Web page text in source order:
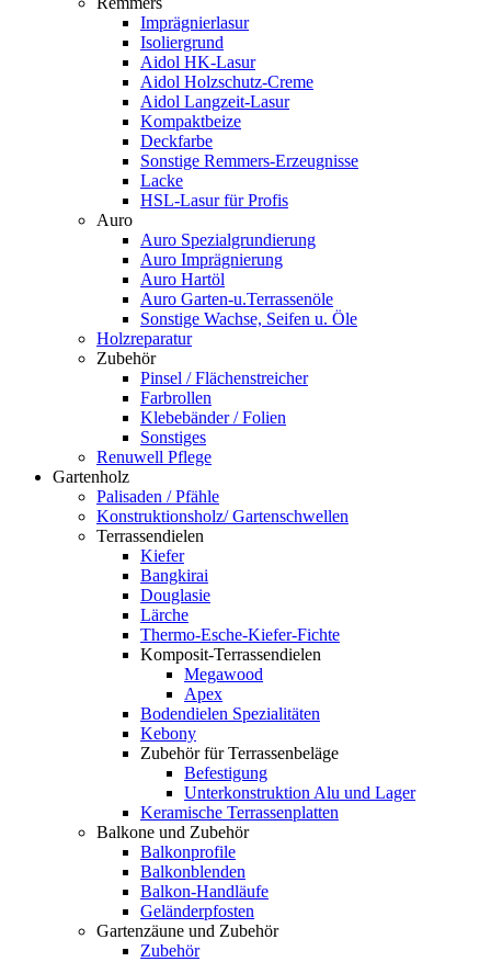
Imprägnierlasur
Isoliergrund
Aidol HK-Lasur
Aidol Holzschutz-Creme
Aidol Langzeit-Lasur
Kompaktbeize
Deckfarbe
Sonstige Remmers-Erzeugnisse
Lacke
HSL-Lasur für Profis
Auro
Auro Spezialgrundierung
Auro Imprägnierung
Auro Hartöl
Auro Garten-u.Terrassenöle
Sonstige Wachse, Seifen u. Öle
Holzreparatur
Zubehör
Pinsel / Flächenstreicher
Farbrollen
Klebebänder / Folien
Sonstiges
Renuwell Pflege
Gartenholz
Palisaden / Pfähle
Konstruktionsholz/ Gartenschwellen
Terrassendielen
Kiefer
Bangkirai
Douglasie
Lärche
Thermo-Esche-Kiefer-Fichte
Komposit-Terrassendielen
Megawood
Apex
Bodendielen Spezialitäten
Kebony
Zubehör für Terrassenbeläge
Befestigung
Unterkonstruktion Alu und Lager
Keramische Terrassenplatten
Balkone und Zubehör
Balkonprofile
Balkonblenden
Balkon-Handläufe
Geländerpfosten
Gartenzäune und Zubehör
Zubehör